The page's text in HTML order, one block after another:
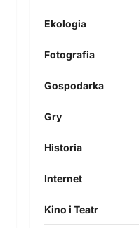
Ekologia
Fotografia
Gospodarka
Gry
Historia
Internet
Kino i Teatr